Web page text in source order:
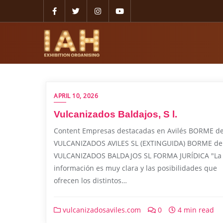
APRIL 10, 2026
Vulcanizados Baldajos, S l.
Content Empresas destacadas en Avilés BORME de
VULCANIZADOS AVILES SL (EXTINGUIDA) BORME de
VULCANIZADOS BALDAJOS SL FORMA JURÍDICA "La
información es muy clara y las posibilidades que
ofrecen los distintos…
vulcanizadosaviles.com 0 4 min read